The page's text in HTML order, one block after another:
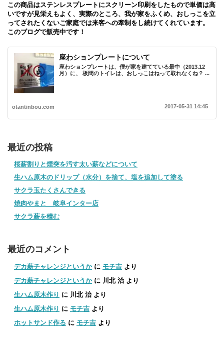
この商品はステンレスプレートにスクリーン印刷をしたもので単価は高
いですが見栄えもよく、実際のところ、我が家をふくめ、おしっこを立
ってされたくないご家庭では来客への牽制をし続けてくれています。
このブログで販売中です！
座わションプレートについて
座わションプレートは、僕が家を建てている最中（2013.12
月）に、 板間のトイレは、おしっこはねって取れなくね？ ...
otantinbou.com 2017-05-31 14:45
最近の投稿
桜薪割りと煙突を汚す太い薪などについて
生ハム原木のドリップ（水分）を捨て、塩を追加して塗る
サクラ玉たくさんできる
焼肉やまと 岐阜インター店
サクラ薪を積む
最近のコメント
デカ薪チャレンジというかに モチ吉 より
デカ薪チャレンジというかに 川北 治より
生ハム原木作り に 川北 治より
生ハム原木作り に モチ吉 より
ホットサンド作る に モチ吉 より